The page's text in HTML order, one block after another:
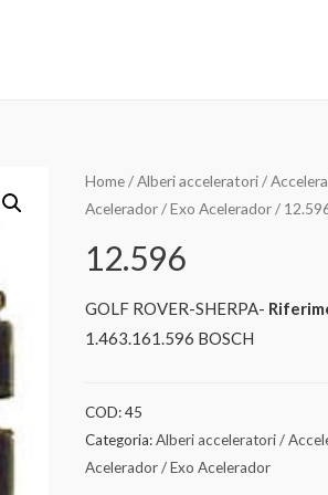
Home/Alberi acceleratori /
Acelerador / Exo Acelerador/
12.596
GOLF ROVER-SHERPA-
1.463.161.596 BOSCH
COD:45
Categoria:Alberi acceleratori /
Acelerador / Exo Acelerador